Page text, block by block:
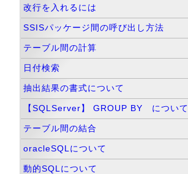
改行を入れるには
SSISパッケージ間の呼び出し方法
テーブル間の計算
日付検索
抽出結果の書式について
【SQLServer】 GROUP BY について
テーブル間の結合
oracleSQLについて
動的SQLについて